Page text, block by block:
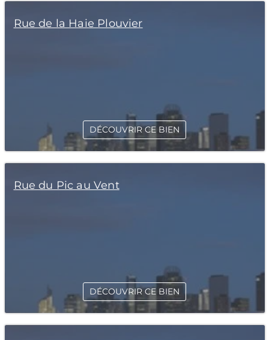
Rue de la Haie Plouvier
DÉCOUVRIR CE BIEN
Rue du Pic au Vent
DÉCOUVRIR CE BIEN